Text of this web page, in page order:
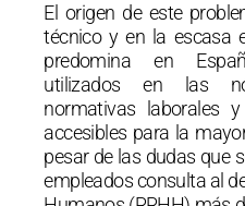
El origen de este
técnico y en la escasa
predomina en
utilizados en las
normativas laborales
accesibles para la
pesar de las dudas que
empleados consulta al